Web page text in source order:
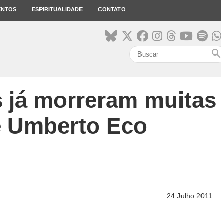
ESPIRITUALIDADE CONTATO
search
morreram muitas
Eco
24 Julho 2011